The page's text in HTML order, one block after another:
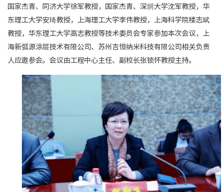
国家杰青、同济大学徐军教授，国家杰青、深圳大学沈军教授，华
东理工大学安琦教授，上海理工大学李伟教授，上海科学院楼志斌
教授，华东理工大学高志教授等技术委员会专家参加本次会议，上
海新弧源涂层技术有限公司、苏州吉恒纳米科技有限公司相关负责
人应邀参会。会议由工程中心主任、副校长张锁怀教授主持。